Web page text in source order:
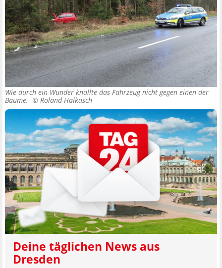
Wie durch ein Wunder knallte das Fahrzeug nicht gegen einen der
Bäume. © Roland Halkasch
Deine täglichen News aus
Dresden